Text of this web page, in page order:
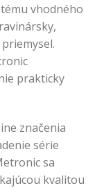
vhodného
prakticky
značenia
série
sa
kvalitou